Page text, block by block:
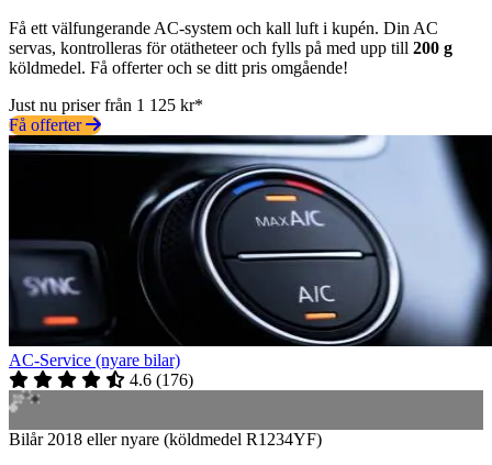
Få ett välfungerande AC-system och kall luft i kupén. Din AC
servas, kontrolleras för otätheteer och fylls på med upp till 200 g
köldmedel. Få offerter och se ditt pris omgående!
Just nu priser från 1 125 kr*
Få offerter
AC-Service (nyare bilar)
4.6 (176)
Bilår 2018 eller nyare (köldmedel R1234YF)